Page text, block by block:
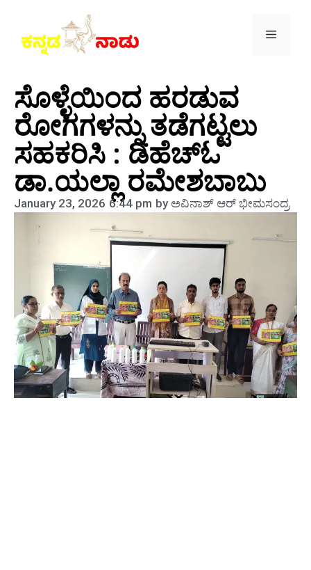
ಸೊಳ್ಳೆಯಿಂದ ಹರಡುವ
ರೋಗಗಳನ್ನು ತಡೆಗಟ್ಟಲು
ಸಹಕರಿಸಿ : ಡಿಹೆಚ್‌ಓ
ಡಾ.ಯಲ್ಲಾ ರಮೇಶಬಾಬು
January 23, 2026 6:44 pm byಅವಿನಾಶ್‌ ಆರ್‌ ಭೀಮಸಂದ್ರ